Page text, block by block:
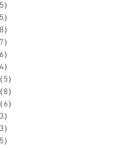
）
）
）
）
）
）
（5）
（8）
（6）
）
）
）